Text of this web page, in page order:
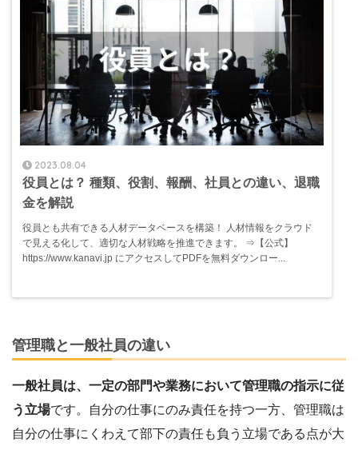
2023.08.04
役員とは？ 種類、役割、報酬、社員との違い、退職
金を解説
役員とも共有できる人材データベースを構築！ 人材情報をクラウド
で見える化して、適切な人材戦略を推進できます。 ⇒【公式】
https://www.kanavi.jp にアクセスしてPDFを無料ダウンロー...
管理職と一般社員の違い
一般社員は、一定の部門や業務において管理職の指示に従
う立場です。自分の仕事にのみ責任を持つ一方、管理職は
自分の仕事にくわえて部下の責任も負う立場である点が大